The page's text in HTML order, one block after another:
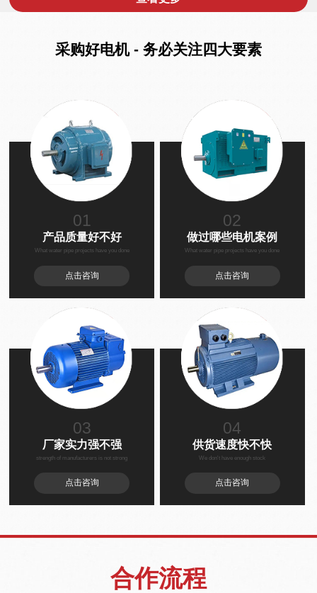
采购好电机 - 务必关注四大要素
01
产品质量好不好
What water pipe projects have you done
点击咨询
02
做过哪些电机案例
What water pipe projects have you done
点击咨询
03
厂家实力强不强
strength of manufacturers is not strong
点击咨询
04
供货速度快不快
We don't have enough stock
点击咨询
合作流程